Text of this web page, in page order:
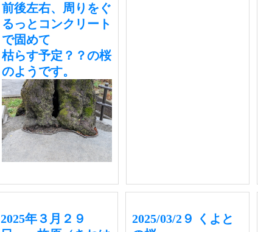
前後左右、周りをぐ
るっとコンクリート
で固めて
枯らす予定？？の桜
のようです。
2025年３月２９
2025/03/2９ くよと